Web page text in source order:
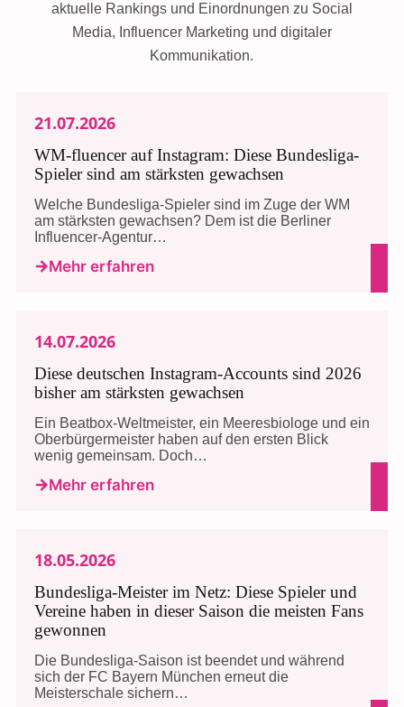
aktuelle Rankings und Einordnungen zu Social
Media, Influencer Marketing und digitaler
Kommunikation.
21.07.2026
WM-fluencer auf Instagram: Diese Bundesliga-
Spieler sind am stärksten gewachsen
Welche Bundesliga-Spieler sind im Zuge der WM
am stärksten gewachsen? Dem ist die Berliner
Influencer-Agentur…
Mehr erfahren
14.07.2026
Diese deutschen Instagram-Accounts sind 2026
bisher am stärksten gewachsen
Ein Beatbox-Weltmeister, ein Meeresbiologe und ein
Oberbürgermeister haben auf den ersten Blick
wenig gemeinsam. Doch…
Mehr erfahren
18.05.2026
Bundesliga-Meister im Netz: Diese Spieler und
Vereine haben in dieser Saison die meisten Fans
gewonnen
Die Bundesliga-Saison ist beendet und während
sich der FC Bayern München erneut die
Meisterschale sichern…